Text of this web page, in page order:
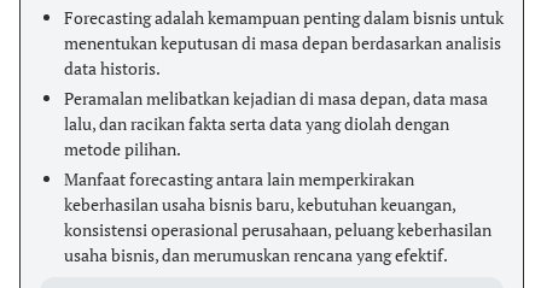
Forecasting adalah kemampuan penting dalam bisnis untuk
menentukan keputusan di masa depan berdasarkan analisis
data historis.
Peramalan melibatkan kejadian di masa depan, data masa
lalu, dan racikan fakta serta data yang diolah dengan
metode pilihan.
Manfaat forecasting antara lain memperkirakan
keberhasilan usaha bisnis baru, kebutuhan keuangan,
konsistensi operasional perusahaan, peluang keberhasilan
usaha bisnis, dan merumuskan rencana yang efektif.